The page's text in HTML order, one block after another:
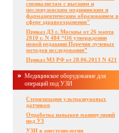
специалистам c высшим и
послевузовским медицинским и
фармацевтическим образованием в
сфере здравоохранения"
Приказ ДЗ г. Москвы от 26 марта
2010 г. N 484 “Об утверждении
новой редакции Перечня лучевых
методов исследования”
Приказ МЗ РФ от 28.06.2013 N 421
Медицинское оборудование для
операций под УЗИ
Стерилизация ультразвуковых
датчиков
Отработка навыков манипуляций
под УЗ
УЗИ в анестезиологии